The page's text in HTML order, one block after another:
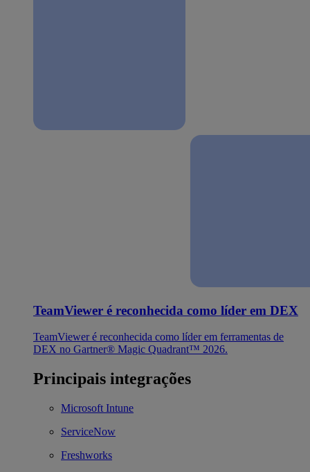
TeamViewer é reconhecida como líder em DEX
TeamViewer é reconhecida como líder em ferramentas de
DEX no Gartner® Magic Quadrant™ 2026.
Principais integrações
Microsoft Intune
ServiceNow
Freshworks